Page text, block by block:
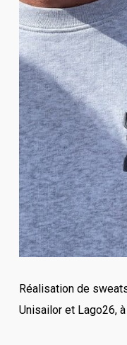
Réalisation de
Unisailor et Lago26,